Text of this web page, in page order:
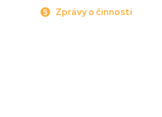
5 Zprávy o činnosti